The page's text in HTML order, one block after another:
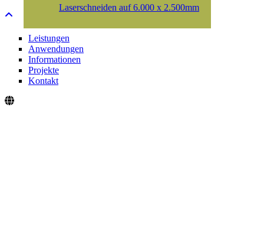
Leistungen
Anwendungen
Informationen
Projekte
Kontakt
Laserschneiden auf 6.000 x 2.500mm